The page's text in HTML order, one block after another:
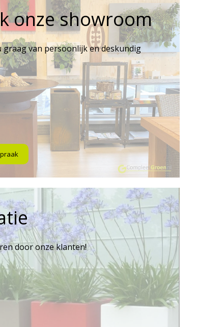
onze showroom
graag van persoonlijk en deskundig
door onze klanten!